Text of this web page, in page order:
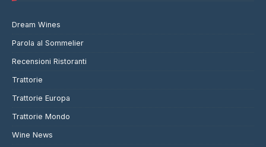
Dream Wines
Parola al Sommelier
Recensioni Ristoranti
Trattorie
Trattorie Europa
Trattorie Mondo
Wine News